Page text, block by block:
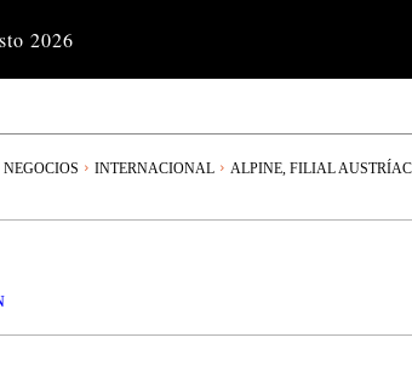
2026
INTERNACIONAL ALPINE, FILIAL